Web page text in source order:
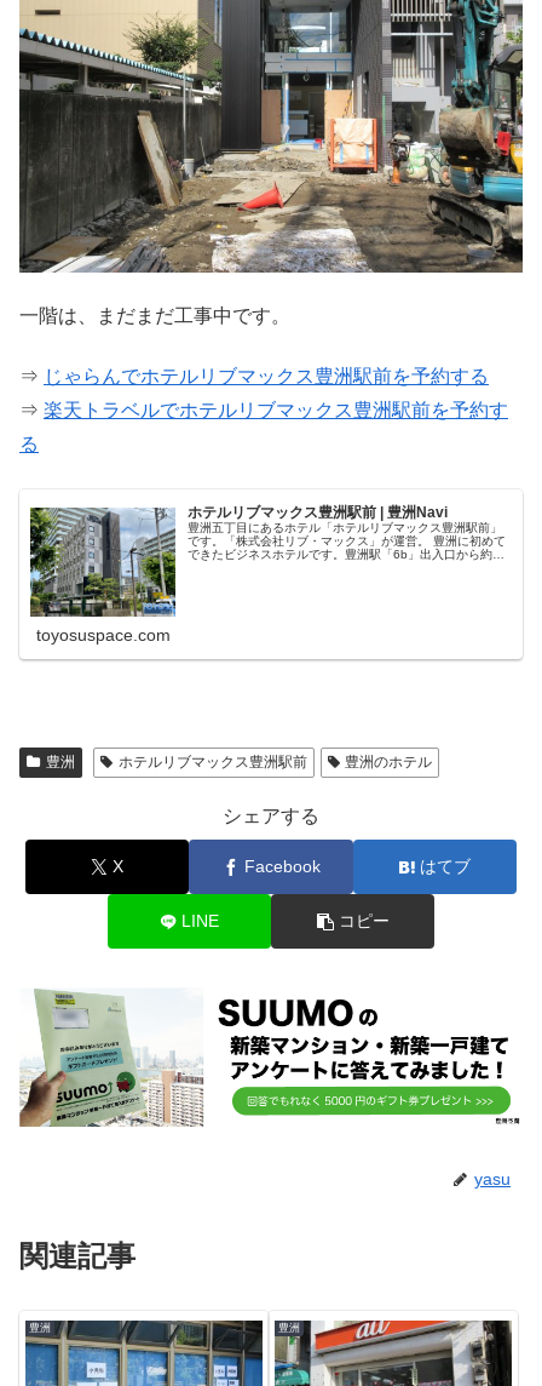
一階は、まだまだ工事中です。
⇒ じゃらんでホテルリブマックス豊洲駅前を予約する
⇒ 楽天トラベルでホテルリブマックス豊洲駅前を予約す
る
ホテルリブマックス豊洲駅前 | 豊洲Navi
豊洲五丁目にあるホテル「ホテルリブマックス豊洲駅前」
です。「株式会社リブ・マックス」が運営。 豊洲に初めて
できたビジネスホテルです。豊洲駅「6b」出入口から約3
toyosuspace.com
豊洲 ホテルリブマックス豊洲駅前 豊洲のホテル
シェアする
X Facebook はてブ
LINE コピー
yasu
関連記事
豊洲 豊洲